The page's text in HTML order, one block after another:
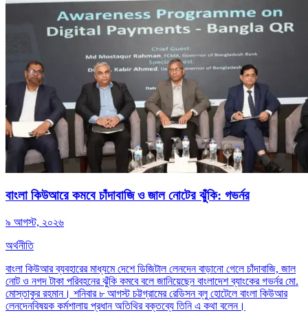
বাংলা কিউআরে কমবে চাঁদাবাজি ও জাল নোটের ঝুঁকি: গভর্নর
৯ আগস্ট, ২০২৬
অর্থনীতি
বাংলা কিউআর ব্যবহারের মাধ্যমে দেশে ডিজিটাল লেনদেন বাড়ানো গেলে চাঁদাবাজি, জাল
নোট ও নগদ টাকা পরিবহনের ঝুঁকি কমবে বলে জানিয়েছেন বাংলাদেশ ব্যাংকের গভর্নর মো.
মোস্তাকুর রহমান। শনিবার ৮ আগস্ট চট্টগ্রামের রেডিসন ব্লু হোটেলে বাংলা কিউআর
লেনদেনবিষয়ক কর্মশালায় প্রধান অতিথির বক্তব্যে তিনি এ কথা বলেন।